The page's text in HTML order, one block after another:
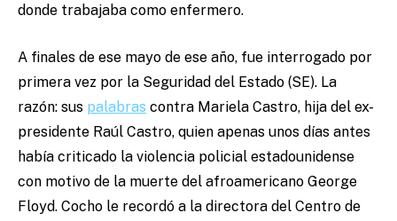
donde trabajaba como enfermero.
A finales de ese mayo de ese año, fue interrogado por
primera vez por la Seguridad del Estado (SE). La
razón: sus palabras contra Mariela Castro, hija del ex-
presidente Raúl Castro, quien apenas unos días antes
había criticado la violencia policial estadounidense
con motivo de la muerte del afroamericano George
Floyd. Cocho le recordó a la directora del Centro de